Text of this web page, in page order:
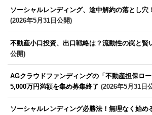
ソーシャルレンディング、途中解約の落とし穴
(2026年5月31日公開)
不動産小口投資、出口戦略は？流動性の罠と賢
公開)
AGクラウドファンディングの「不動産担保ロー
5,000万円満額を集め募集終了 (2026年5月31日
ソーシャルレンディング必勝法！無理なく始め